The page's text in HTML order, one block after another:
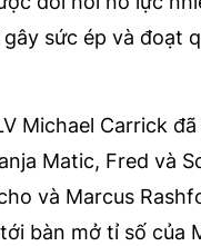
sức ép và đoạt
Michael Carrick
Matic, Fred và
và Marcus
bàn mở tỉ số của